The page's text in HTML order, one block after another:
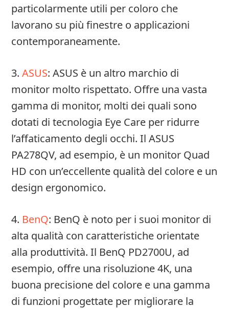
particolarmente utili per coloro che
lavorano su più finestre o applicazioni
contemporaneamente.
3.ASUS: ASUS è un altro marchio di
monitor molto rispettato. Offre una vasta
gamma di monitor, molti dei quali sono
dotati di tecnologia Eye Care per ridurre
l’affaticamento degli occhi. Il ASUS
PA278QV, ad esempio, è un monitor Quad
HD con un’eccellente qualità del colore e un
design ergonomico.
4. BenQ: BenQ è noto per i suoi monitor di
alta qualità con caratteristiche orientate
alla produttività. Il BenQ PD2700U, ad
esempio, offre una risoluzione 4K, una
buona precisione del colore e una gamma
di funzioni progettate per migliorare la